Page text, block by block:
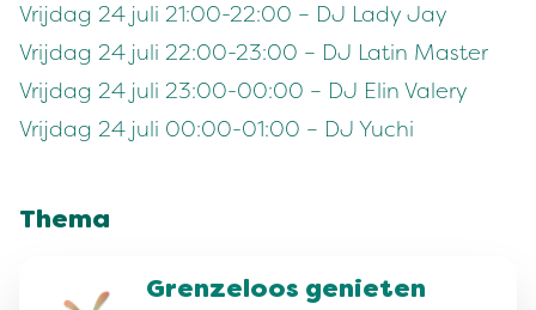
Vrijdag 24 juli 21:00-22:00 – DJ Lady Jay
Vrijdag 24 juli 22:00-23:00 – DJ Latin Master
Vrijdag 24 juli 23:00-00:00 – DJ Elin Valery
Vrijdag 24 juli 00:00-01:00 – DJ Yuchi
Thema
Grenzeloos genieten